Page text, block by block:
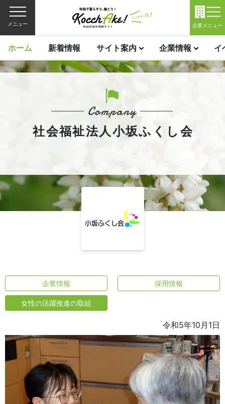
メニュー 企業メニュー
ホーム 新着情報 サイト案内 企業情報 イ
社会福祉法人小坂ふくし会
企業情報 採用情報
女性の活躍推進の取組
令和5年10月1日